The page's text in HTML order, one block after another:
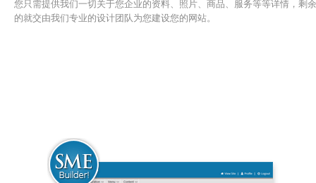
您只需提供我们一切关于您企业的资料、照片、商品、服务等等详情，剩余
的就交由我们专业的设计团队为您建设您的网站。